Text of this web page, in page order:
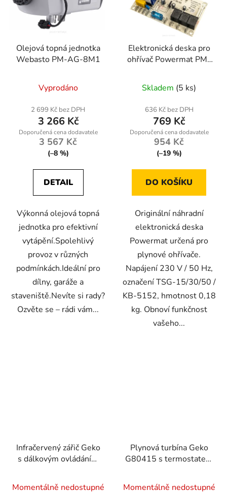
Olejová topná jednotka
Webasto PM-AG-8M1
Vyprodáno
2 699 Kč bez DPH
3 266 Kč
3 567 Kč
(–8 %)
DETAIL
Výkonná olejová topná
jednotka pro efektivní
vytápění.Spolehlivý
provoz v různých
podmínkách.Ideální pro
dílny, garáže a
staveniště.Nevíte si rady?
Ozvěte se – rádi vám...
Elektronická deska pro
ohřívač Powermat PM-
Skladem (5 ks)
636 Kč bez DPH
769 Kč
954 Kč
(–19 %)
DO KOŠÍKU
Originální náhradní
elektronická deska
Powermat určená pro
plynové ohřívače.
Napájení 230 V / 50 Hz,
označení TSG-15/30/50 /
KB-5152, hmotnost 0,18
kg. Obnoví funkčnost
vašeho...
Infračervený zářič Geko
s dálkovým ovládáním
Momentálně nedostupné
Plynová turbína Geko
G80415 s termostatem
Momentálně nedostupné